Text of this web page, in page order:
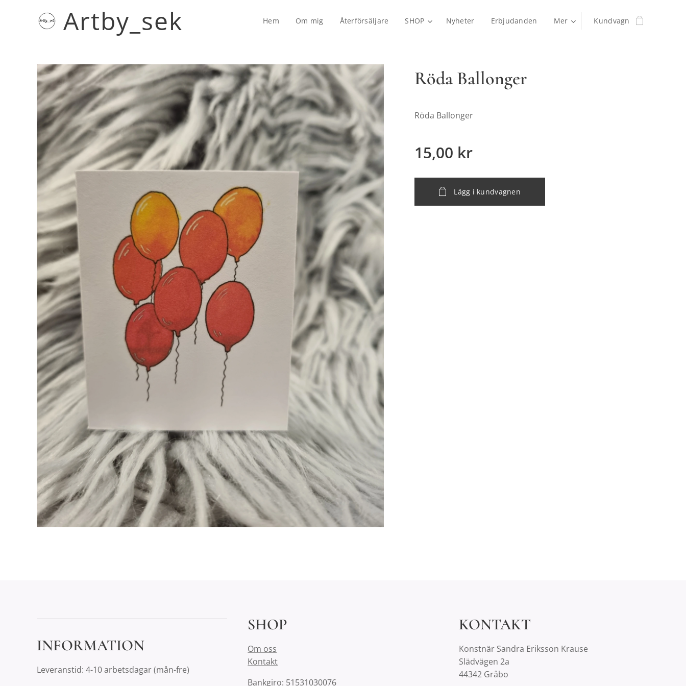
Artby_sek Hem Om mig Återförsäljare SHOP Nyheter Erbjudanden Mer Kundvagn
Röda Ballonger
Röda Ballonger
15,00 kr
Lägg i kundvagnen
INFORMATION
Leveranstid: 4-10 arbetsdagar (mån-fre)
SHOP
Om oss
Kontakt
Bankgiro: 51531030076
KONTAKT
Konstnär Sandra Eriksson Krause
Slädvägen 2a
44342 Gråbo